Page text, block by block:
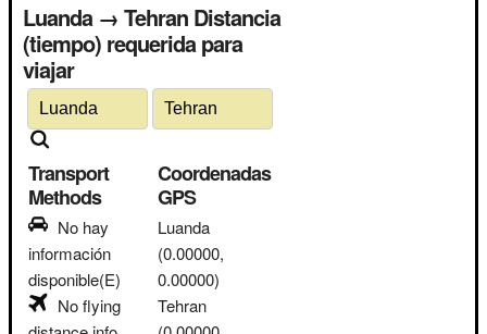
Luanda → Tehran Distancia
(tiempo) requerida para
viajar
Transport
Methods
No hay
información
disponible(E)
No flying
Coordenadas
GPS
Luanda
(0.00000,
0.00000)
Tehran